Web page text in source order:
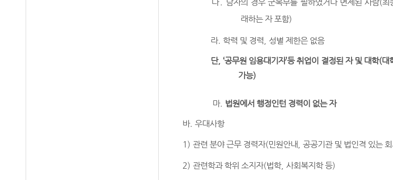
다. 남자의 경우 군복무를 필하였거나 면제된 사람(최
래하는 자 포함)
라. 학력 및 경력 성별 제한은 없음
단, ‘공무원 임용대기자’등 취업이 결정된 자 및 대학(대
가능)
마. 법원에서 행정인턴 경력이 없는 자
바. 우대사항
1)관련 분야 근무 경력자(민원안내 ,공공기관 및 법인격 있는
2)관련학과 학위 소지자(법학, 사회복지학 등)